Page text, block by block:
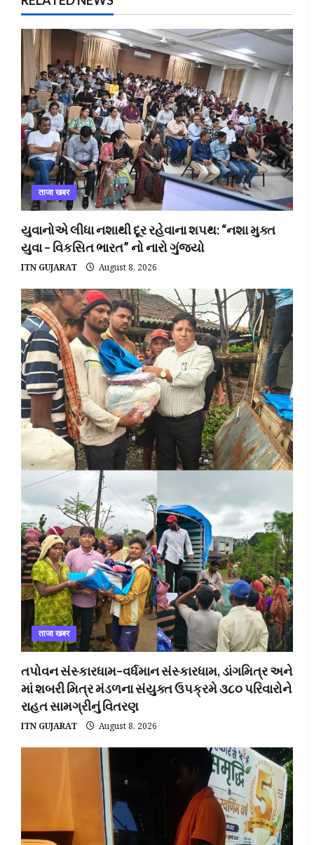
ताजा खबर
યુવાનોએ લીધા નશાથી દૂર રહેવાના શપથ: “નશા મુક્ત
યુવા – વિકસિત ભારત” નો નારો ગુંજ્યો
ITN GUJARAT August 8, 2026
ताजा खबर
તપોવન સંસ્કારધામ–વર્ધમાન સંસ્કારધામ, ડાંગમિત્ર અને
માં શબરી મિત્ર મંડળના સંયુક્ત ઉપક્રમે ૩૮૦ પરિવારોને
રાહત સામગ્રીનું વિતરણ
ITN GUJARAT August 8, 2026